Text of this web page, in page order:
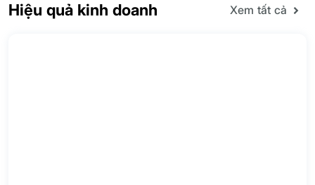
Hiệu quả kinh doanh Xem tất cả